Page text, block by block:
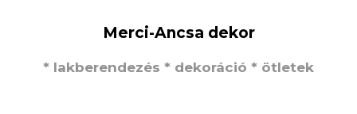
Merci-Ancsa dekor
* lakberendezés * dekoráció * ötletek